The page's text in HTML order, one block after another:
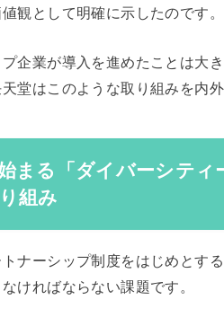
観として明確に示したのです
企業が導入を進めたことは大
堂はこのような取り組みを内
まる「ダイバーシテ
組み
ナーシップ制度をはじめとす
ければならない課題です。